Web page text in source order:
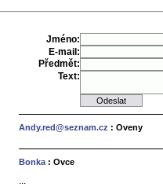
Jméno:
E-mail:
Předmět:
Text:
Andy.red@seznam.cz : Oveny
Bonka : Ovce
...